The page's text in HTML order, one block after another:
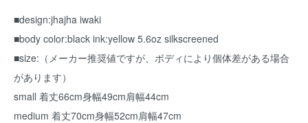
■design:jhajha iwaki
■body color:black ink:yellow 5.6oz silkscreened
■size:（メーカー推奨値ですが、ボディにより個体差がある場合
があります）
small 着丈66cm身幅49cm肩幅44cm
medium 着丈70cm身幅52cm肩幅47cm